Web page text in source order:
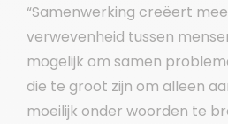
“Samenwerking creëert
verwevenheid tussen
mogelijk om samen
die te groot zijn om alleen
moeilijk onder woorden te